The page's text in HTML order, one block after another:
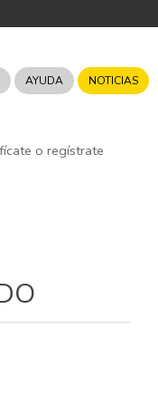
AYUDA NOTICIAS
o regístrate